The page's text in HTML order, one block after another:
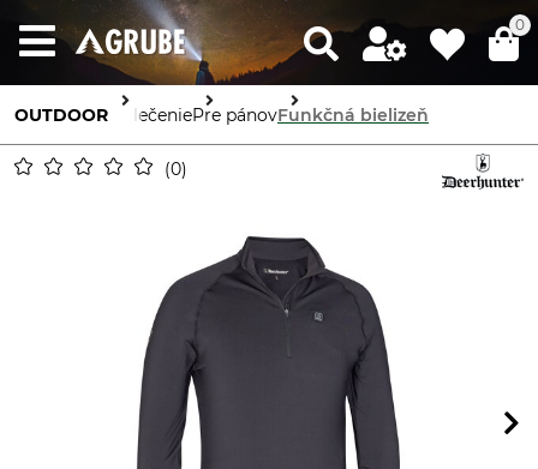
0
OUTDOOR OblečeniePre pánovFunkčná bielizeň
0